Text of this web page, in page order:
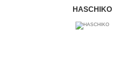
HASCHIKO